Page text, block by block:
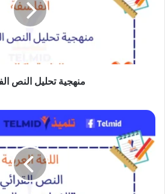
الفلسفي
منهجية تحليل النص
النص
القرائي
الفداء
حتى
النصر